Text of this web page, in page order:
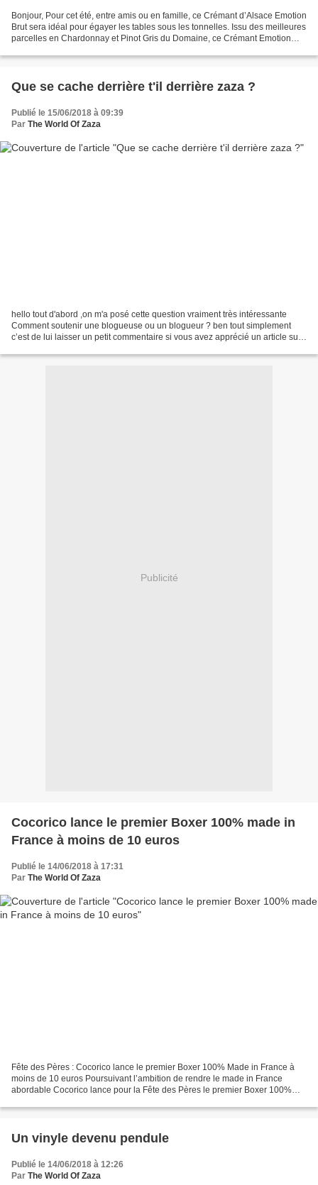
Bonjour, Pour cet été, entre amis ou en famille, ce Crémant d’Alsace Emotion
Brut sera idéal pour égayer les tables sous les tonnelles. Issu des meilleures
parcelles en Chardonnay et Pinot Gris du Domaine, ce Crémant Emotion
Que se cache derrière t'il derrière zaza ?
Publié le 15/06/2018 à 09:39
Par The World Of Zaza
hello tout d'abord ,on m'a posé cette question vraiment très intéressante
Comment soutenir une blogueuse ou un blogueur ? ben tout simplement
c’est de lui laisser un petit commentaire si vous avez apprécié un article sur
Publicité
Cocorico lance le premier Boxer 100% made in
France à moins de 10 euros
Publié le 14/06/2018 à 17:31
Par The World Of Zaza
Fête des Pères : Cocorico lance le premier Boxer 100% Made in France à
moins de 10 euros Poursuivant l’ambition de rendre le made in France
abordable Cocorico lance pour la Fête des Pères le premier Boxer 100%
Un vinyle devenu pendule
Publié le 14/06/2018 à 12:26
Par The World Of Zaza